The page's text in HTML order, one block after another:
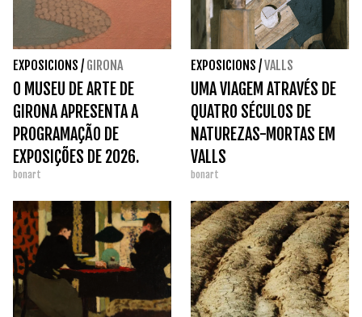
EXPOSICIONS / GIRONA
O MUSEU DE ARTE DE
GIRONA APRESENTA A
PROGRAMAÇÃO DE
EXPOSIÇÕES DE 2026.
bonart
EXPOSICIONS /VALLS
UMA VIAGEM ATRAVÉS DE
QUATRO SÉCULOS DE
NATUREZAS-MORTAS EM
VALLS
bonart